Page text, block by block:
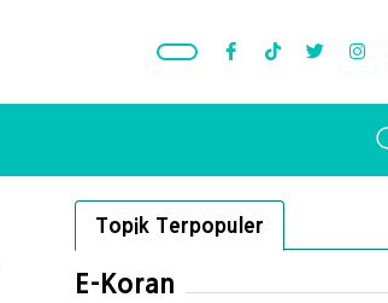
Topik Terpopuler
E-Koran